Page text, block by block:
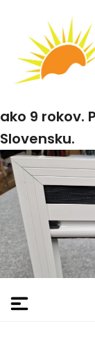
ako 9 rokov.
Slovensku.